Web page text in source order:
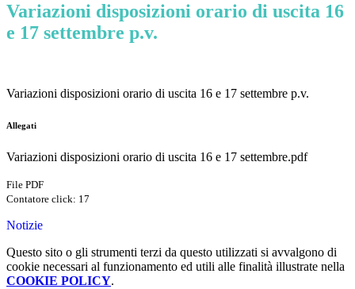
Variazioni disposizioni orario di uscita 16
e 17 settembre p.v.
Variazioni disposizioni orario di uscita 16 e 17 settembre p.v.
Allegati
Variazioni disposizioni orario di uscita 16 e 17 settembre.pdf
File PDF
Contatore click: 17
Notizie
Questo sito o gli strumenti terzi da questo utilizzati si avvalgono di
cookie necessari al funzionamento ed utili alle finalità illustrate nella
COOKIE POLICY.